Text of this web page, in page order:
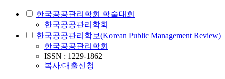
한국공공관리학회 학술대회
한국공공관리학회
한국공공관리학보(Korean Public Management Review)
한국공공관리학회
ISSN : 1229-1862
복사/대출신청